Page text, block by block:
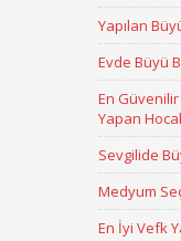
Yapılan
Evde Büyü
En
Yapan
Sevgilide
Medyum
En İyi Vefk